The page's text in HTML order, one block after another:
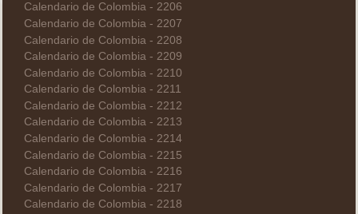
Calendario de Colombia - 2206
Calendario de Colombia - 2207
Calendario de Colombia - 2208
Calendario de Colombia - 2209
Calendario de Colombia - 2210
Calendario de Colombia - 2211
Calendario de Colombia - 2212
Calendario de Colombia - 2213
Calendario de Colombia - 2214
Calendario de Colombia - 2215
Calendario de Colombia - 2216
Calendario de Colombia - 2217
Calendario de Colombia - 2218